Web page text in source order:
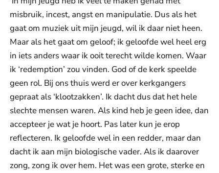
misbruik, incest, angst en manipulatie. Dus als het
gaat om muziek uit mijn jeugd, wil ik daar niet heen.
Maar als het gaat om geloof; ik geloofde wel heel erg
in iets anders waar ik ooit terecht wilde komen. Waar
ik ‘redemption’ zou vinden. God of de kerk speelde
geen rol. Bij ons thuis werd er over kerkgangers
gepraat als ‘klootzakken’. Ik dacht dus dat het hele
slechte mensen waren. Als kind heb je geen idee, dan
accepteer je wat je hoort. Pas later kun je erop
reflecteren. Ik geloofde wel in een redder, maar dan
dacht ik aan mijn biologische vader. Als ik daarover
zong, zong ik over hem. Het was een grote, sterke en